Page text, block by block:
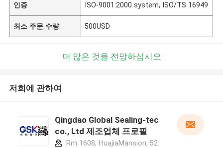
인증 ISO-9001:2000 system, ISO/TS 16949
최소 주문 수량 500USD
더 많은 것을 전망하십시오
저희에 관하여
Qingdao Global Sealing-tec
co., Ltd 제조업체 프로필
Rm 1608, HuajiaMansion, 52